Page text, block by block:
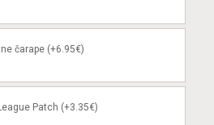
čarape (+6.95€)
Patch (+3.35€)